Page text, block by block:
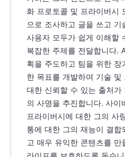
화 프로토콜 및 프라이버시
으로 조사하고 글을 쓰고 기
사용자 모두가 쉽게 이해할
복잡한 주제를 전달합니다.
획을 주도하고 팀을 위한 장
한 목표를 개발하여 기술 및
대한 신뢰할 수 있는 출처
의 사명을 추진합니다. 사이
프라이버시에 대한 그의 사
통에 대한 그의 재능이 결합
고 매우 유익한 콘텐츠를 만